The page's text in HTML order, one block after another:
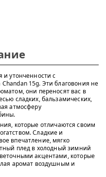
и утонченности с
15g. Эти благовония не
они переносят вас в
сладких, бальзамических,
атмосферу
которые отличаются своим
Сладкие и
впечатление, мягко
плед в холодный зимний
акцентами, которые
аромат воздушным и